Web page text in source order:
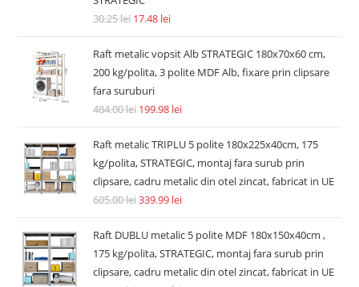
30.25lei 17.48 lei
Raft metalic vopsit Alb STRATEGIC 180x70x60 cm,
200 kg/polita, 3 polite MDF Alb, fixare prin clipsare
fara suruburi
484.00lei 199.98 lei
Raft metalic TRIPLU 5 polite 180x225x40cm, 175
kg/polita, STRATEGIC, montaj fara surub prin
clipsare, cadru metalic din otel zincat, fabricat in UE
605.00lei339.99 lei
Raft DUBLU metalic 5 polite MDF 180x150x40cm ,
175 kg/polita, STRATEGIC, montaj fara surub prin
clipsare, cadru metalic din otel zincat, fabricat in UE